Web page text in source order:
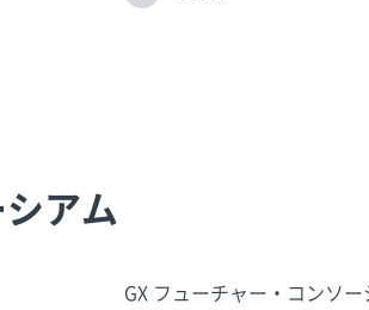
アム
GX フューチャー・コンソ